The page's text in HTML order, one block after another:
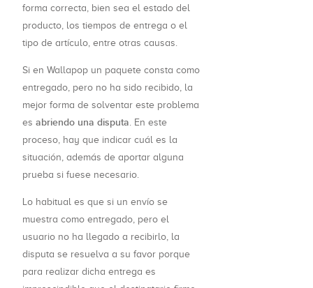
forma correcta, bien sea el estado del
producto, los tiempos de entrega o el
tipo de artículo, entre otras causas.
Si en Wallapop un paquete consta como
entregado, pero no ha sido recibido, la
mejor forma de solventar este problema
es abriendo una disputa . En este
proceso, hay que indicar cuál es la
situación, además de aportar alguna
prueba si fuese necesario.
Lo habitual es que si un envío se
muestra como entregado, pero el
usuario no ha llegado a recibirlo, la
disputa se resuelva a su favor porque
para realizar dicha entrega es